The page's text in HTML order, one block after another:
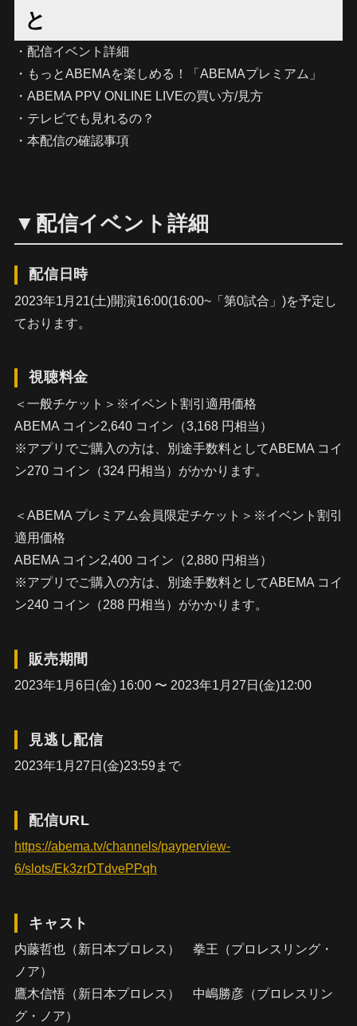
と
・配信イベント詳細
・もっとABEMAを楽しめる！「ABEMAプレミアム」
・ABEMA PPV ONLINE LIVEの買い方/見方
・テレビでも見れるの？
・本配信の確認事項
▼配信イベント詳細
配信日時
2023年1月21(土)開演16:00(16:00~「第0試合」)を予定し
ております。
視聴料金
＜一般チケット＞※イベント割引適用価格
ABEMA コイン2,640 コイン（3,168 円相当）
※アプリでご購入の方は、別途手数料としてABEMA コイ
ン270 コイン（324 円相当）がかかります。
＜ABEMA プレミアム会員限定チケット＞※イベント割引
適用価格
ABEMA コイン2,400 コイン（2,880 円相当）
※アプリでご購入の方は、別途手数料としてABEMA コイ
ン240 コイン（288 円相当）がかかります。
販売期間
2023年1月6日(金) 16:00 〜 2023年1月27日(金)12:00
見逃し配信
2023年1月27日(金)23:59まで
配信URL
https://abema.tv/channels/payperview-
6/slots/Ek3zrDTdvePPqh
キャスト
内藤哲也（新日本プロレス） 拳王（プロレスリング・
ノア）
鷹木信悟（新日本プロレス） 中嶋勝彦（プロレスリン
グ・ノア）